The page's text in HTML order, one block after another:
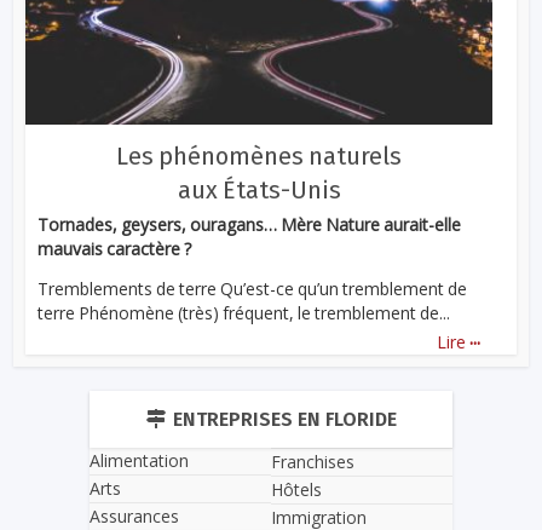
Les phénomènes naturels
aux États-Unis
Tornades, geysers, ouragans… Mère Nature aurait-elle
mauvais caractère ?
Tremblements de terre Qu’est-ce qu’un tremblement de
terre Phénomène (très) fréquent, le tremblement de...
Lire ...
ENTREPRISES EN FLORIDE
Alimentation
Arts
Assurances
Franchises
Hôtels
Immigration